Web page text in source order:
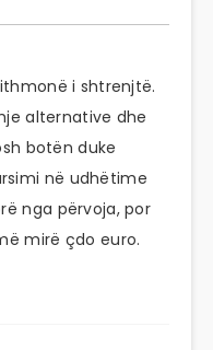
i shtrenjtë.
alternative dhe
botën duke
në udhëtime
nga përvoja, por
mirë çdo euro.